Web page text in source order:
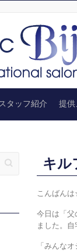
タッフ紹介 提供
キル
こんばん
今日は「
ました。自
「みんな